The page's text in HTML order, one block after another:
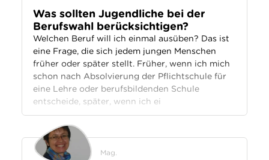
Was sollten Jugendliche bei der
Berufswahl berücksichtigen?
Welchen Beruf will ich einmal ausüben? Das ist
eine Frage, die sich jedem jungen Menschen
früher oder später stellt. Früher, wenn ich mich
schon nach Absolvierung der Pflichtschule für
eine Lehre oder berufsbildenden Schule
entscheide, später, wenn ich ei
Mag.